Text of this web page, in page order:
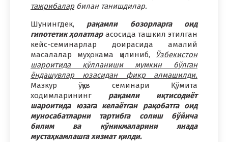
тажрибаларбилан танишдилар.
Шунингдек, рақамли бозорларга оид
гипотетик ҳолатларасосида ташкил этилган
кейс-семинарлар доирасида амалий
масалалар муҳокама қилиниб, Ўзбекистон
шароитида қўлланиши мумкин бўлган
ёндашувлар юзасидан фикр алмашилди.
Мазкур ўқув семинари Қўмита
ходимларининг рақамли иқтисодиёт
шароитида юзага келаётган рақобатга оид
муносабатларни тартибга солиш бўйича
билим ва кўникмаларини янада
мустаҳкамлашга хизмат қилди.